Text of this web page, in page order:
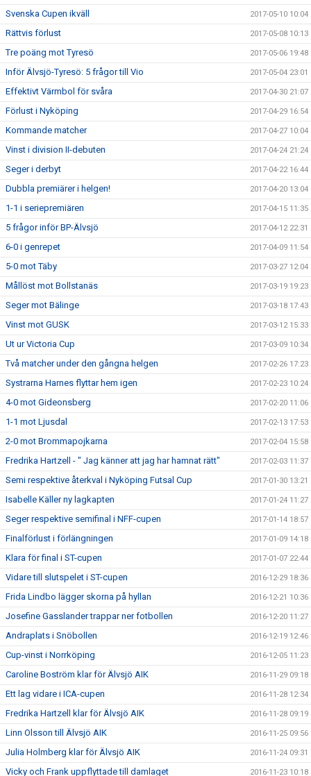
Svenska Cupen ikväll 2017-05-10 10:04
Rättvis förlust 2017-05-08 10:13
Tre poäng mot Tyresö 2017-05-06 19:48
Inför Älvsjö-Tyresö: 5 frågor till Vio 2017-05-04 23:01
Effektivt Värmbol för svåra 2017-04-30 21:07
Förlust i Nyköping 2017-04-29 16:54
Kommande matcher 2017-04-27 10:04
Vinst i division II-debuten 2017-04-24 21:24
Seger i derbyt 2017-04-22 16:44
Dubbla premiärer i helgen! 2017-04-20 13:04
1-1 i seriepremiären 2017-04-15 11:35
5 frågor inför BP-Älvsjö 2017-04-12 22:31
6-0 i genrepet 2017-04-09 11:54
5-0 mot Täby 2017-03-27 12:04
Mållöst mot Bollstanäs 2017-03-19 19:23
Seger mot Bälinge 2017-03-18 17:43
Vinst mot GUSK 2017-03-12 15:33
Ut ur Victoria Cup 2017-03-09 10:34
Två matcher under den gångna helgen 2017-02-26 17:23
Systrarna Harnes flyttar hem igen 2017-02-23 10:24
4-0 mot Gideonsberg 2017-02-20 11:06
1-1 mot Ljusdal 2017-02-13 17:53
2-0 mot Brommapojkarna 2017-02-04 15:58
Fredrika Hartzell - " Jag känner att jag har hamnat rätt" 2017-02-03 11:37
Semi respektive återkval i Nyköping Futsal Cup 2017-01-30 13:21
Isabelle Käller ny lagkapten 2017-01-24 11:27
Seger respektive semifinal i NFF-cupen 2017-01-14 18:57
Finalförlust i förlängningen 2017-01-09 14:18
Klara för final i ST-cupen 2017-01-07 22:44
Vidare till slutspelet i ST-cupen 2016-12-29 18:36
Frida Lindbo lägger skorna på hyllan 2016-12-21 10:36
Josefine Gasslander trappar ner fotbollen 2016-12-20 11:27
Andraplats i Snöbollen 2016-12-19 12:46
Cup-vinst i Norrköping 2016-12-05 11:23
Caroline Boström klar för Älvsjö AIK 2016-11-29 09:18
Ett lag vidare i ICA-cupen 2016-11-28 12:34
Fredrika Hartzell klar för Älvsjö AIK 2016-11-28 09:19
Linn Olsson till Älvsjö AIK 2016-11-25 09:56
Julia Holmberg klar för Älvsjö AIK 2016-11-24 09:31
Vicky och Frank uppflyttade till damlaget 2016-11-23 10:18